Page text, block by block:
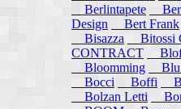
Berlintapete
Design
Bert Frank
Bisazza
Bitossi
CONTRACT
Bloomming
Blu
Bocci
Boffi
Bolzan Letti